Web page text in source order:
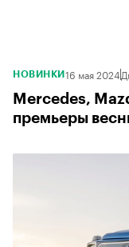
НОВИНКИ 16 мая 2024
Mercedes,
премьеры